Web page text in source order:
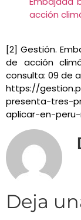
acción
[2] Gestión.
de acción
consulta: 09 de
https://
presenta-tres-
aplicar-en-
Deja